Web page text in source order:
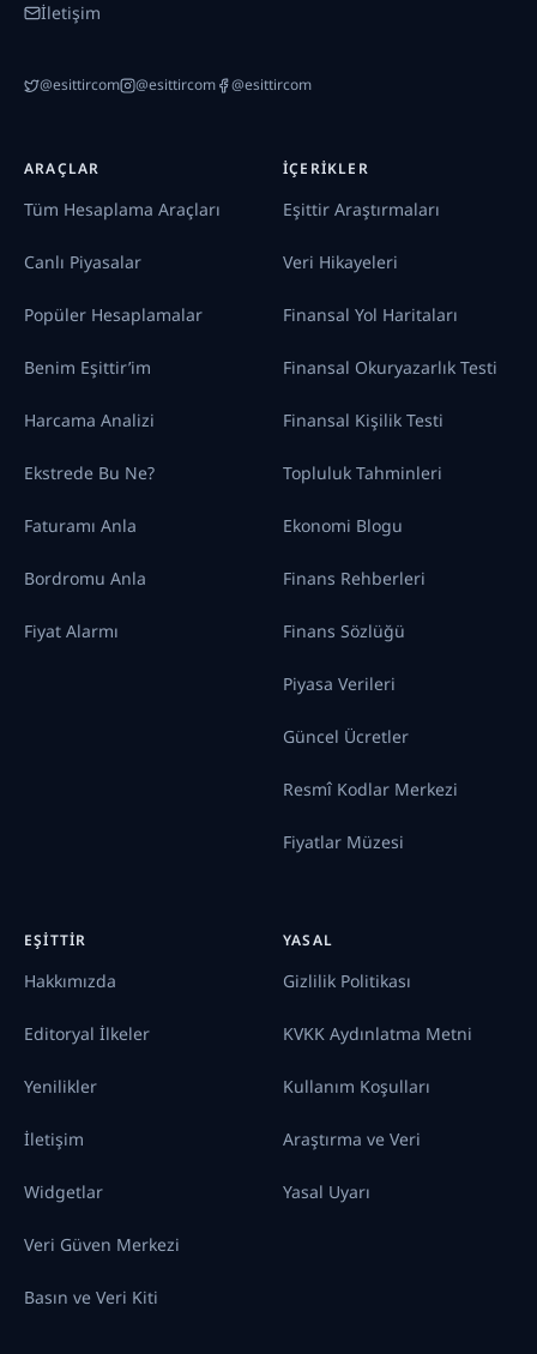
İletişim
@esittircom @esittircom @esittircom
ARAÇLAR
Tüm Hesaplama Araçları
Canlı Piyasalar
Popüler Hesaplamalar
Benim Eşittir’im
Harcama Analizi
Ekstrede Bu Ne?
Faturamı Anla
Bordromu Anla
Fiyat Alarmı
İÇERIKLER
Eşittir Araştırmaları
Veri Hikayeleri
Finansal Yol Haritaları
Finansal Okuryazarlık Testi
Finansal Kişilik Testi
Topluluk Tahminleri
Ekonomi Blogu
Finans Rehberleri
Finans Sözlüğü
Piyasa Verileri
Güncel Ücretler
Resmî Kodlar Merkezi
Fiyatlar Müzesi
EŞITTIR
Hakkımızda
Editoryal İlkeler
Yenilikler
İletişim
Widgetlar
Veri Güven Merkezi
Basın ve Veri Kiti
YASAL
Gizlilik Politikası
KVKK Aydınlatma Metni
Kullanım Koşulları
Araştırma ve Veri
Yasal Uyarı